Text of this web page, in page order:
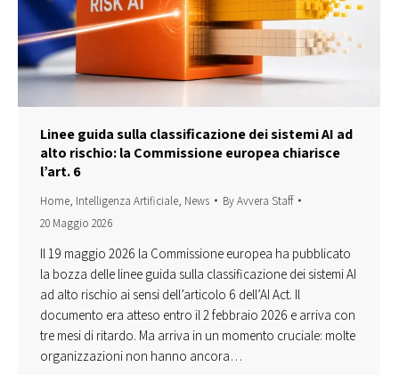
Linee guida sulla classificazione dei sistemi AI ad
alto rischio: la Commissione europea chiarisce
l’art. 6
Home, Intelligenza Artificiale, News ByAvvera Staff
20 Maggio 2026
Il 19 maggio 2026 la Commissione europea ha pubblicato
la bozza delle linee guida sulla classificazione dei sistemi AI
ad alto rischio ai sensi dell’articolo 6 dell’AI Act. Il
documento era atteso entro il 2 febbraio 2026 e arriva con
tre mesi di ritardo. Ma arriva in un momento cruciale: molte
organizzazioni non hanno ancora…